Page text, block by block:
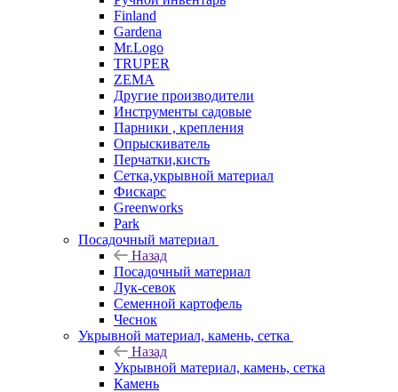
Finland
Gardena
Mr.Logo
TRUPER
ZEMA
Другие производители
Инструменты садовые
Парники , крепления
Опрыскиватель
Перчатки,кисть
Сетка,укрывной материал
Фискарс
Greenworks
Park
Посадочный материал
Назад
Посадочный материал
Лук-севок
Семенной картофель
Чеснок
Укрывной материал, камень, сетка
Назад
Укрывной материал, камень, сетка
Камень